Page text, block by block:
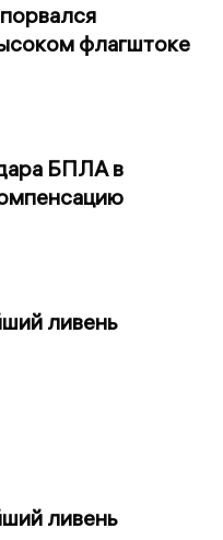
флагштоке
БПЛА в
ливень
ливень